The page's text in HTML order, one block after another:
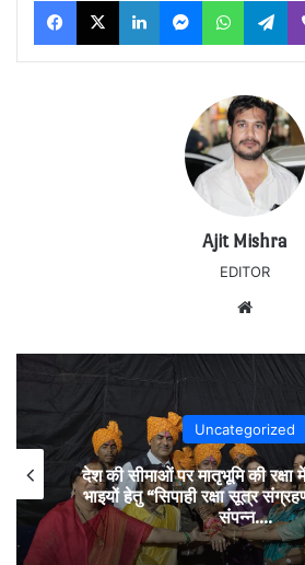
Ajit Mishra
EDITOR
Uncategorized
देश की सीमाओं पर मातृभूमि की रक्षा
भाइयों हेतु “सिपाही रक्षा सूत्र
संपन्न….